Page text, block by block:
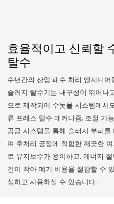
효율적이고 신뢰할
탈수
수년간의 산업 폐수 처리 엔지니
슬러지 탈수기는 내구성이 뛰어나
으로 제작되어 수돗물 시스템에서
류 프레스 탈수 메커니즘, 조절 가
공급 시스템을 통해 슬러지 부피
며 후처리 공정에 적합한 깨끗한
로 유지보수가 용이하고, 에너지
간이 작아 폐기 비용을 절감할 수
심하고 사용하실 수 있습니다.